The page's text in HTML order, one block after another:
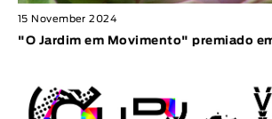
15 November 2024
"O Jardim em Movimento" premiado